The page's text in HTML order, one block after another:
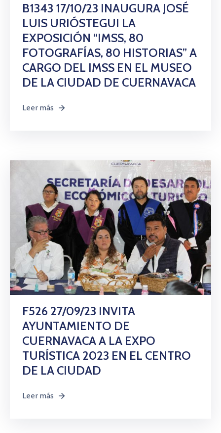
B1343 17/10/23 INAUGURA JOSÉ
LUIS URIÓSTEGUI LA
EXPOSICIÓN “IMSS, 80
FOTOGRAFÍAS, 80 HISTORIAS” A
CARGO DEL IMSS EN EL MUSEO
DE LA CIUDAD DE CUERNAVACA
Leer más
F526 27/09/23 INVITA
AYUNTAMIENTO DE
CUERNAVACA A LA EXPO
TURÍSTICA 2023 EN EL CENTRO
DE LA CIUDAD
Leer más